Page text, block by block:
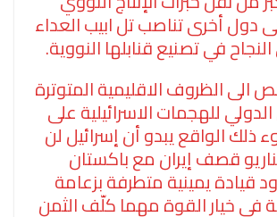
دول أخرى تناصب تل ابيب العداء
في تصنيع قنابلها النووية.
الى الظروف الاقليمية المتوترة
للهجمات الاسرائيلية على
ذلك الواقع يبدو أن إسرائيل لن
قصف إيران مع باكستان
قيادة يمينية متطرفة بزعامة
في خيار القوة مهما كلّف الثمن